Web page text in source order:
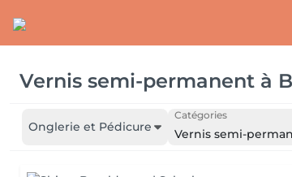
Vernis semi-permanent à
Onglerie et Pédicure
Catégories
Vernis semi-